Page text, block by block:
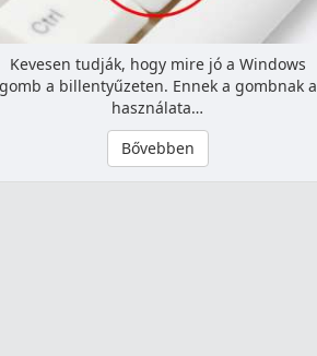
Kevesen tudják, hogy mire jó a Windows
gomb a billentyűzeten. Ennek a gombnak a
használata…
Bővebben